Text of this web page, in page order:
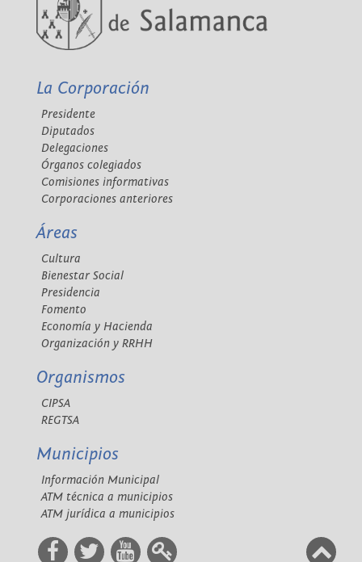
La Corporación
Presidente
Diputados
Delegaciones
Órganos colegiados
Comisiones informativas
Corporaciones anteriores
Áreas
Cultura
Bienestar Social
Presidencia
Fomento
Economía y Hacienda
Organización y RRHH
Organismos
CIPSA
REGTSA
Municipios
Información Municipal
ATM técnica a municipios
ATM jurídica a municipios